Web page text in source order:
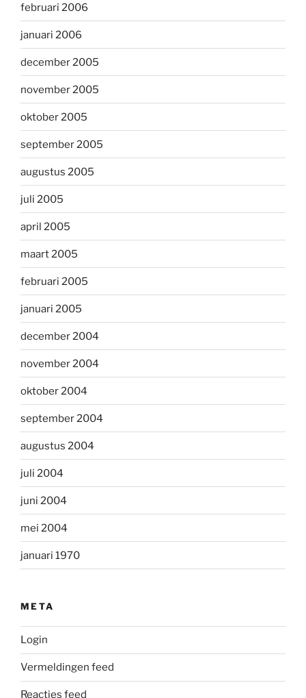
februari 2006
januari 2006
december 2005
november 2005
oktober 2005
september 2005
augustus 2005
juli 2005
april 2005
maart 2005
februari 2005
januari 2005
december 2004
november 2004
oktober 2004
september 2004
augustus 2004
juli 2004
juni 2004
mei 2004
januari 1970
META
Login
Vermeldingen feed
Reacties feed